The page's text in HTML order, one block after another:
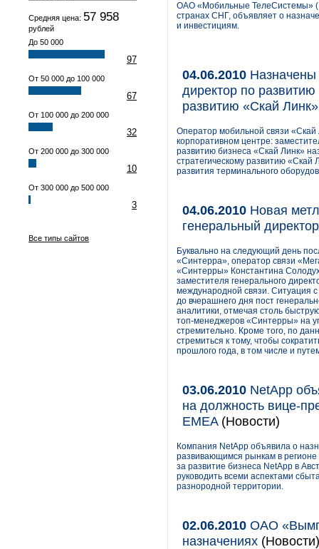
Средняя цена: 57 958
рублей
До 50 000
97
От 50 000 до 100 000
67
От 100 000 до 200 000
32
От 200 000 до 300 000
10
От 300 000 до 500 000
3
Все типы сайтов
ОАО «Мобильные ТелеСистемы»
странах СНГ, объявляет о
и инвестициям.
04.06.2010 Назначены
директор по развитию
развитию «Скай Линк»
Оператор мобильной связи
корпоративном центре:
развитию бизнеса «Скай Линк»
стратегическому развитию
развития терминального
04.06.2010 Новая
генеральный
Буквально на следующий день
«Синтерра», оператор связи
«Синтерры» Константина
заместителя генерального
международной связи. Ситуация
до вчерашнего дня пост
аналитики, отмечая столь
топ-менеджеров «Синтерры» на
стремительно. Кроме того, по
стремиться к тому, чтобы
прошлого года, в том числе и
03.06.2010 NetApp
на должность вице-
EMEA(Новости)
Компания NetApp объявила о
развивающимся рынкам в регионе
за развитие бизнеса NetApp в
руководить всеми аспектами
разнородной территории.
02.06.2010 ОАО
назначениях (Новости)